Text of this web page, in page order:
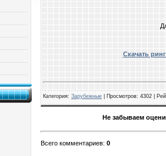
Скачать
Категория: Зарубежные Просмотров: 4302 |
Не забываем
Всего комментариев: 0